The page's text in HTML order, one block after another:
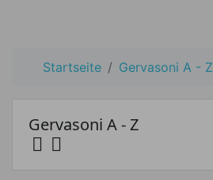
Startseite Gervasoni A - Z
Preis
Gervasoni A - Z
 